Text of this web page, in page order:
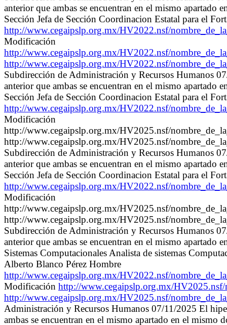
anterior que ambas se encuentran en el mismo
Sección Jefa de Sección Coordinacion Estatal para el
http://www.cegaipslp.org.mx/HV2022.nsf/
Modificación
http://www.cegaipslp.org.mx/HV2022.nsf/
http://www.cegaipslp.org.mx/HV2022.nsf/
Subdirección de Administración y Recursos Humanos
anterior que ambas se encuentran en el mismo
Sección Jefa de Sección Coordinacion Estatal para el
http://www.cegaipslp.org.mx/HV2022.nsf/
Modificación
http://www.cegaipslp.org.mx/HV2025.nsf/
http://www.cegaipslp.org.mx/HV2025.nsf/
Subdirección de Administración y Recursos Humanos
anterior que ambas se encuentran en el mismo
Sección Jefa de Sección Coordinacion Estatal para el
http://www.cegaipslp.org.mx/HV2022.nsf/
Modificación
http://www.cegaipslp.org.mx/HV2025.nsf/
http://www.cegaipslp.org.mx/HV2025.nsf/
Subdirección de Administración y Recursos Humanos
anterior que ambas se encuentran en el mismo
Sistemas Computacionales Analista de sistemas
Alberto Blanco Pérez Hombre
http://www.cegaipslp.org.mx/HV2022.nsf/
Modificación http://www.cegaipslp.org.mx/
http://www.cegaipslp.org.mx/HV2025.nsf/
Administración y Recursos Humanos 07/11/2025 El
ambas se encuentran en el mismo apartado en el